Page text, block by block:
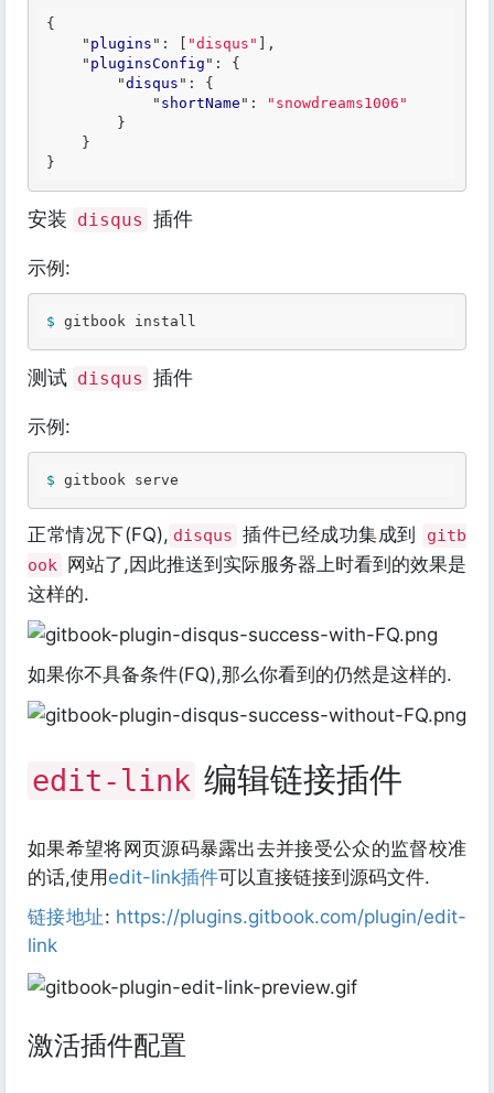
{
    "
plugins ": [ "disqus" ] ,
    "
pluginsConfig ": {
        "
disqus ": {
            "
shortName ":
"snowdreams1006"
}
安装 disqus 插件
示例:
$
测试 disqus 插件
示例:
$
正常情况下(FQ), disqus 插件已经成功集成到
gitb
ook
网站了,因此推送到实际服务器上时看到的效果是
这样的.
如果你不具备条件(FQ),那么你看到的仍然是这样的.
edit-link 编辑链接插件
如果希望将网页源码暴露出去并接受公众的监督校准
的话,使用 edit-link插件可以直接链接到源码文件.
链接地址: https://plugins.gitbook.com/plugin/edit-
link
激活插件配置